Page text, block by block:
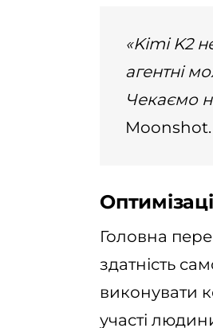
«Kimi K2
агентні
Чекаємо
Moonshot.
Головна
здатність
виконувати
участі